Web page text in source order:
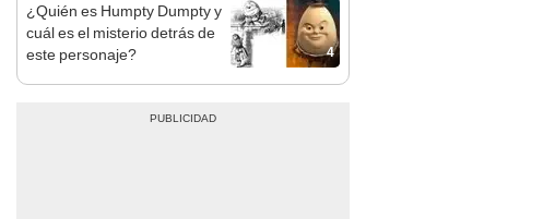
4
¿Quién es Humpty Dumpty y
cuál es el misterio detrás de
este personaje?